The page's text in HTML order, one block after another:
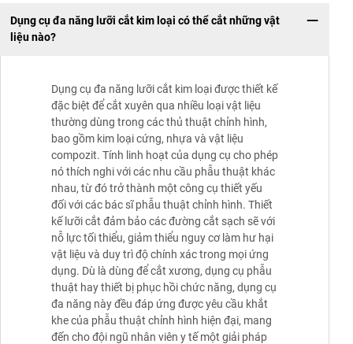
Dụng cụ đa năng lưỡi cắt kim loại có thể cắt những vật
liệu nào?
Dụng cụ đa năng lưỡi cắt kim loại được thiết kế
đặc biệt để cắt xuyên qua nhiều loại vật liệu
thường dùng trong các thủ thuật chỉnh hình,
bao gồm kim loại cứng, nhựa và vật liệu
compozit. Tính linh hoạt của dụng cụ cho phép
nó thích nghi với các nhu cầu phẫu thuật khác
nhau, từ đó trở thành một công cụ thiết yếu
đối với các bác sĩ phẫu thuật chỉnh hình. Thiết
kế lưỡi cắt đảm bảo các đường cắt sạch sẽ với
nỗ lực tối thiểu, giảm thiểu nguy cơ làm hư hại
vật liệu và duy trì độ chính xác trong mọi ứng
dụng. Dù là dùng để cắt xương, dụng cụ phẫu
thuật hay thiết bị phục hồi chức năng, dụng cụ
đa năng này đều đáp ứng được yêu cầu khắt
khe của phẫu thuật chỉnh hình hiện đại, mang
đến cho đội ngũ nhân viên y tế một giải pháp